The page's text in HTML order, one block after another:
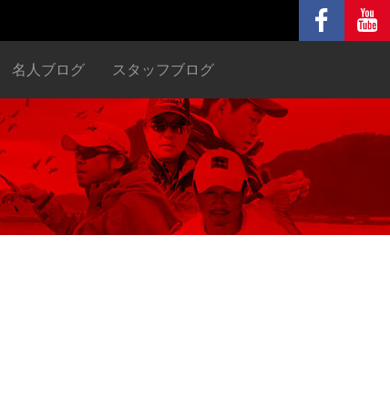
名人ブログ スタッフブログ